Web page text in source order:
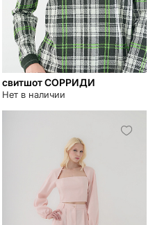
свитшот СОРРИДИ
Нет в наличии